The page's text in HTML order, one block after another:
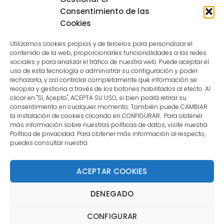
Consentimiento de las
Cookies
Utilizamos cookies propias y de terceros para personalizar el
contenido de la web, proporcionarles funcionalidades a las redes
sociales y para analizar el tráfico de nuestra web. Puede aceptar el
uso de esta tecnología o administrar su configuración y poder
rechazarla, y así controlar completamente qué información se
recopila y gestiona a través de los botones habilitados al efecto. Al
clicar en "Sí, Acepto", ACEPTA SU USO, si bien podrá retirar su
consentimiento en cualquier momento. También puede CAMBIAR
la instalación de cookies clicando en CONFIGURAR. Para obtener
más información sobre nuestras políticas de datos, visite nuestra
Política de privacidad. Para obtener más información al respecto,
puedes consultar nuestra
ACEPTAR COOKIES
DENEGADO
CONFIGURAR
because the user is not a confirmed
CONTACTO
MENÚ PRINCIPAL
MI CUENTA
DOCUMENTACIÓN
reservados. | La Mejor Tienda de Dardos y Dianas de